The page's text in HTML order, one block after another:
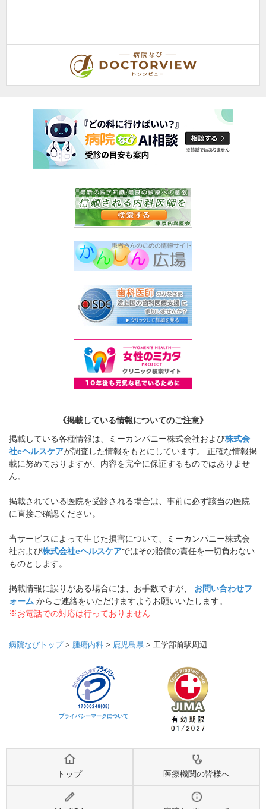
《掲載している情報についてのご注意》
掲載している各種情報は、ミーカンパニー株式会社および株式会
社eヘルスケアが調査した情報をもとにしています。 正確な情報掲
載に努めておりますが、内容を完全に保証するものではありませ
ん。
掲載されている医院を受診される場合は、事前に必ず該当の医院
に直接ご確認ください。
当サービスによって生じた損害について、ミーカンパニー株式会
社および株式会社eヘルスケアではその賠償の責任を一切負わない
ものとします。
掲載情報に誤りがある場合には、お手数ですが、 お問い合わせフ
ォーム からご連絡をいただけますようお願いいたします。
※お電話での対応は行っておりません
病院なびトップ> 腫瘍内科 > 鹿児島県 > 工学部前駅周辺
プライバシーマークについて
トップ 医療機関の皆様へ